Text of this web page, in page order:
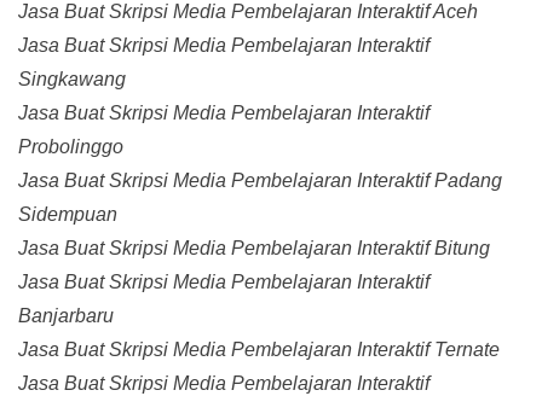
Jasa Buat Skripsi Media Pembelajaran Interaktif Aceh
Jasa Buat Skripsi Media Pembelajaran Interaktif
Singkawang
Jasa Buat Skripsi Media Pembelajaran Interaktif
Probolinggo
Jasa Buat Skripsi Media Pembelajaran Interaktif Padang
Sidempuan
Jasa Buat Skripsi Media Pembelajaran Interaktif Bitung
Jasa Buat Skripsi Media Pembelajaran Interaktif
Banjarbaru
Jasa Buat Skripsi Media Pembelajaran Interaktif Ternate
Jasa Buat Skripsi Media Pembelajaran Interaktif